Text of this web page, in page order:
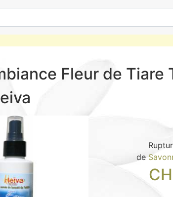
Fleur de Tiare
de